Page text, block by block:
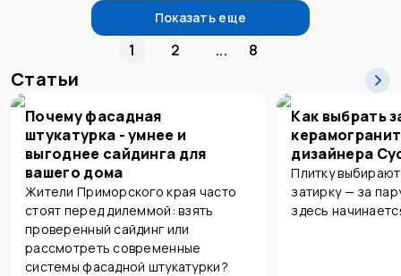
Показать еще
1 2 ... 8
Статьи
Почему фасадная
штукатурка - умнее и
выгоднее сайдинга для
вашего дома
Жители Приморского края часто
стоят перед дилеммой: взять
проверенный сайдинг или
рассмотреть современные
системы фасадной штукатурки?
Как выбрать
дизайнера
Плитку
затирку — за
здесь